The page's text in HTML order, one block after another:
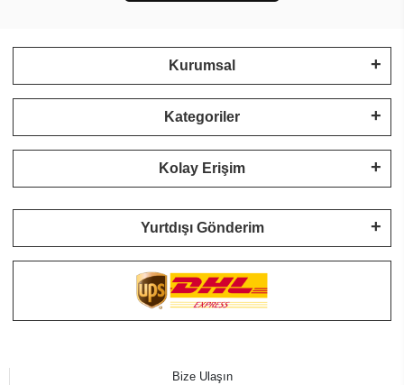
Kurumsal
Kategoriler
Kolay Erişim
Yurtdışı Gönderim
Bize Ulaşın